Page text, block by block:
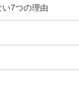
7つの理由